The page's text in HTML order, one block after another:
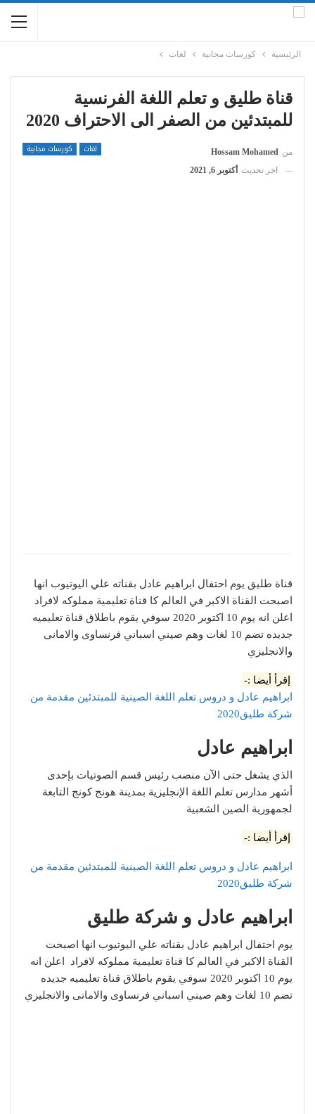
الرئيسية كورسات مجانية لغات
قناة طليق و تعلم اللغة الفرنسية
للمبتدئين من الصفر الى الاحتراف 2020
لغات كورسات مجانية من Hossam Mohamed
اخر تحديث أكتوبر 6, 2021
قناة طليق يوم احتفال ابراهيم عادل بقناته علي اليوتيوب انها
اصبحت القناة الاكبر في العالم كا قناة تعليمية مملوكه لافراد
اعلن انه يوم 10 اكتوبر 2020 سوفي يقوم باطلاق قناة تعليميه
جديده تضم 10 لغات وهم صيني اسباني فرنساوى والامانى
والانجليزي
إقرأ أيضا :-
ابراهيم عادل و دروس تعلم اللغة الصينية للمبتدئين مقدمة من
شركة طليق2020
ابراهيم عادل
الذي يشغل حتى الآن منصب رئيس قسم الصوتيات بإحدى
أشهر مدارس تعلم اللغة الإنجليزية بمدينة هونج كونج التابعة
لجمهورية الصين الشعبية
إقرأ أيضا :-
ابراهيم عادل و دروس تعلم اللغة الصينية للمبتدئين مقدمة من
شركة طليق2020
ابراهيم عادل و شركة طليق
يوم احتفال ابراهيم عادل بقناته علي اليوتيوب انها اصبحت
القناة الاكبر في العالم كا قناة تعليمية مملوكه لافراد اعلن انه
يوم 10 اكتوبر 2020 سوفي يقوم باطلاق قناة تعليميه جديده
تضم 10 لغات وهم صيني اسباني فرنساوى والامانى والانجليزي